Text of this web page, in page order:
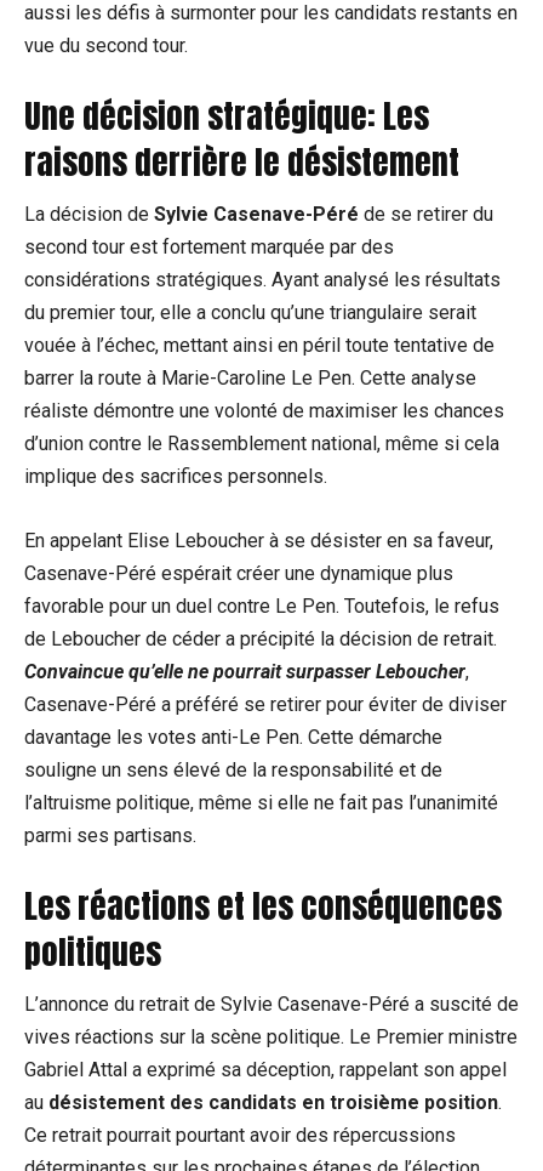
aussi les défis à surmonter pour les candidats restants en
vue du second tour.
Une décision stratégique: Les
raisons derrière le désistement
La décision de Sylvie Casenave-Péré de se retirer du
second tour est fortement marquée par des
considérations stratégiques. Ayant analysé les résultats
du premier tour, elle a conclu qu’une triangulaire serait
vouée à l’échec, mettant ainsi en péril toute tentative de
barrer la route à Marie-Caroline Le Pen. Cette analyse
réaliste démontre une volonté de maximiser les chances
d’union contre le Rassemblement national, même si cela
implique des sacrifices personnels.
En appelant Elise Leboucher à se désister en sa faveur,
Casenave-Péré espérait créer une dynamique plus
favorable pour un duel contre Le Pen. Toutefois, le refus
de Leboucher de céder a précipité la décision de retrait.
Convaincue qu’elle ne pourrait surpasser Leboucher,
Casenave-Péré a préféré se retirer pour éviter de diviser
davantage les votes anti-Le Pen. Cette démarche
souligne un sens élevé de la responsabilité et de
l’altruisme politique, même si elle ne fait pas l’unanimité
parmi ses partisans.
Les réactions et les conséquences
politiques
L’annonce du retrait de Sylvie Casenave-Péré a suscité de
vives réactions sur la scène politique. Le Premier ministre
Gabriel Attal a exprimé sa déception, rappelant son appel
au désistement des candidats en troisième position.
Ce retrait pourrait pourtant avoir des répercussions